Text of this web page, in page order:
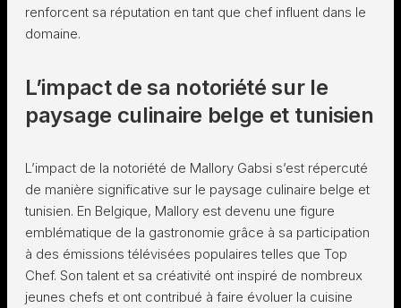
renforcent sa réputation en tant que chef influent dans le
domaine.
L’impact de sa notoriété sur le
paysage culinaire belge et tunisien
L’impact de la notoriété de Mallory Gabsi s’est répercuté
de manière significative sur le paysage culinaire belge et
tunisien. En Belgique, Mallory est devenu une figure
emblématique de la gastronomie grâce à sa participation
à des émissions télévisées populaires telles que Top
Chef. Son talent et sa créativité ont inspiré de nombreux
jeunes chefs et ont contribué à faire évoluer la cuisine